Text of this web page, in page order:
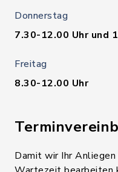
Donnerstag
7.30-12.00 Uhr und
Freitag
8.30-12.00 Uhr
Damit wir Ihr Anliegen